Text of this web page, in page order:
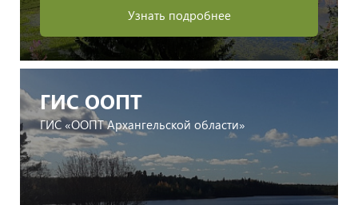
Узнать подробнее
ГИС ООПТ
ГИС «ООПТ Архангельской области»